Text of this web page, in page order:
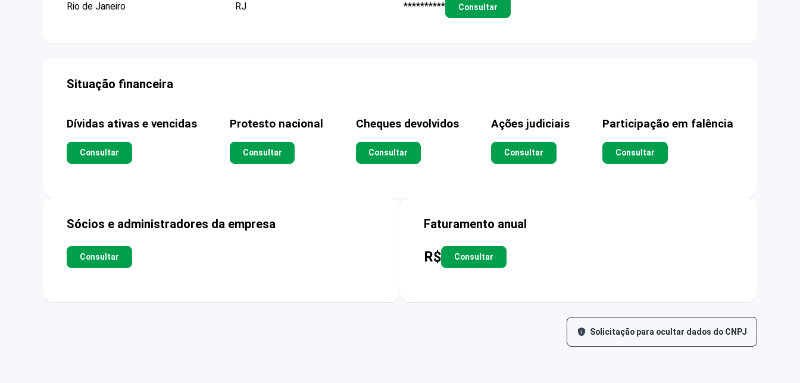
Rio de Janeiro
RJ
**********
Consultar
Situação financeira
Dívidas ativas e vencidas
Consultar
Protesto nacional
Consultar
Cheques devolvidos
Consultar
Ações judiciais
Consultar
Participação em falência
Consultar
Sócios e administradores da empresa
Consultar
Faturamento anual
R$ Consultar
Solicitação para ocultar dados do CNPJ